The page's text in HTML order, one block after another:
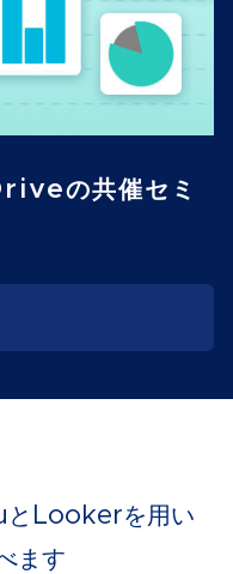
の共催セミ
とLookerを用い
ます